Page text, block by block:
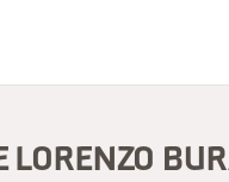
LORENZO